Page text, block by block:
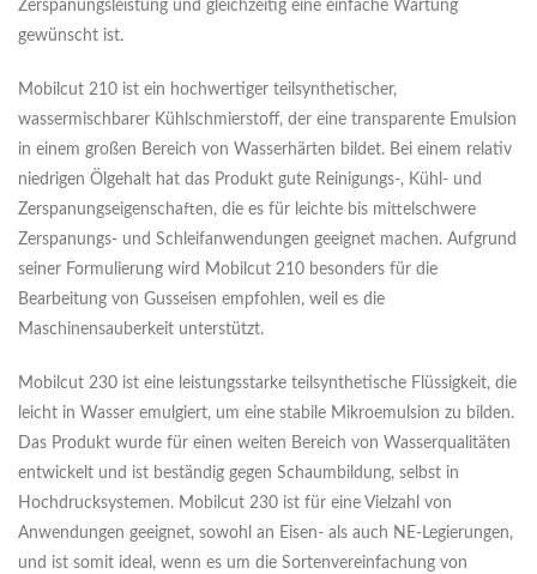
Zerspanungsleistung und gleichzeitig eine einfache Wartung
gewünscht ist.
Mobilcut 210 ist ein hochwertiger teilsynthetischer,
wassermischbarer Kühlschmierstoff, der eine transparente Emulsion
in einem großen Bereich von Wasserhärten bildet. Bei einem relativ
niedrigen Ölgehalt hat das Produkt gute Reinigungs-, Kühl- und
Zerspanungseigenschaften, die es für leichte bis mittelschwere
Zerspanungs- und Schleifanwendungen geeignet machen. Aufgrund
seiner Formulierung wird Mobilcut 210 besonders für die
Bearbeitung von Gusseisen empfohlen, weil es die
Maschinensauberkeit unterstützt.
Mobilcut 230 ist eine leistungsstarke teilsynthetische Flüssigkeit, die
leicht in Wasser emulgiert, um eine stabile Mikroemulsion zu bilden.
Das Produkt wurde für einen weiten Bereich von Wasserqualitäten
entwickelt und ist beständig gegen Schaumbildung, selbst in
Hochdrucksystemen. Mobilcut 230 ist für eine Vielzahl von
Anwendungen geeignet, sowohl an Eisen- als auch NE-Legierungen,
und ist somit ideal, wenn es um die Sortenvereinfachung von